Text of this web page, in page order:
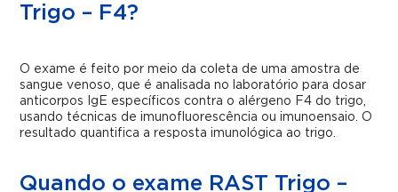
Trigo – F4?
O exame é feito por meio da coleta de uma amostra de
sangue venoso, que é analisada no laboratório para dosar
anticorpos IgE específicos contra o alérgeno F4 do trigo,
usando técnicas de imunofluorescência ou imunoensaio. O
resultado quantifica a resposta imunológica ao trigo.
Quando o exame RAST Trigo –